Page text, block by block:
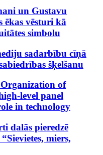
un Gustavu
ēkas vēsturi kā
simbolu
sadarbību cīņā
šķelšanu
of
level panel
in technology
dalās pieredzē
miers,